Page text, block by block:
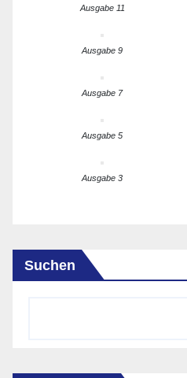
Ausgabe 11
Ausgabe 9
Ausgabe 7
Ausgabe 5
Ausgabe 3
Suchen